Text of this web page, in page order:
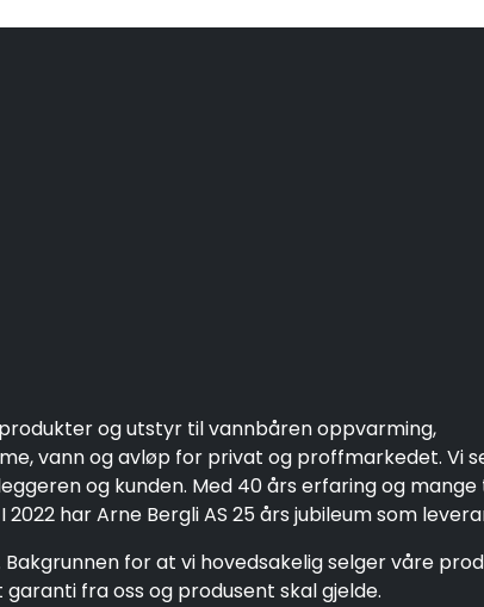
og utstyr til vannbåren oppvarming,
vann og avløp for privat og proffmarkedet. Vi
og kunden. Med 40 års erfaring og mange
har Arne Bergli AS 25 års jubileum som
for at vi hovedsakelig selger våre
fra oss og produsent skal gjelde.